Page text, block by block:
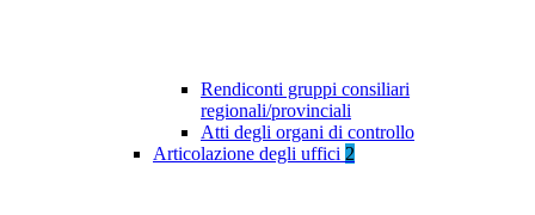
Rendiconti gruppi consiliari
regionali/provinciali
Atti degli organi di controllo
Articolazione degli uffici 2